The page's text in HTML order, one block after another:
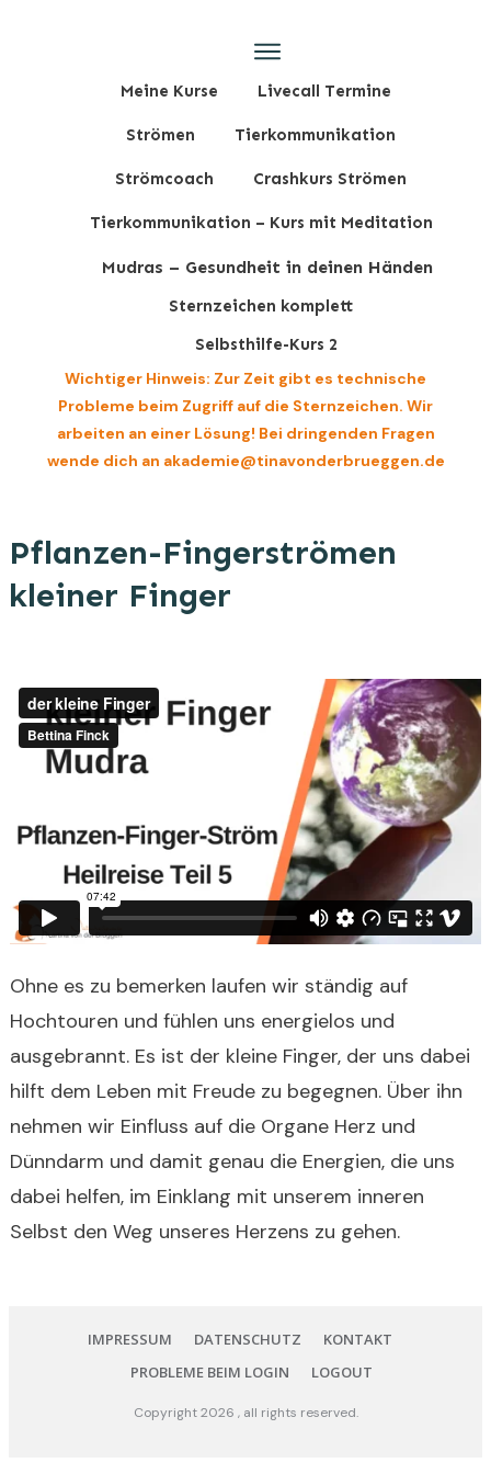
Meine Kurse Livecall Termine
Strömen Tierkommunikation
Strömcoach Crashkurs Strömen
Tierkommunikation – Kurs mit Meditation
Mudras – Gesundheit in deinen Händen
Sternzeichen komplett
Selbsthilfe-Kurs 2
Wichtiger Hinweis: Zur Zeit gibt es technische
Probleme beim Zugriff auf die Sternzeichen. Wir
arbeiten an einer Lösung! Bei dringenden Fragen
wende dich an akademie@tinavonderbrueggen.de
Pflanzen-Fingerströmen
kleiner Finger
Ohne es zu bemerken laufen wir ständig auf
Hochtouren und fühlen uns energielos und
ausgebrannt. Es ist der kleine Finger, der uns dabei
hilft dem Leben mit Freude zu begegnen. Über ihn
nehmen wir Einfluss auf die Organe Herz und
Dünndarm und damit genau die Energien, die uns
dabei helfen, im Einklang mit unserem inneren
Selbst den Weg unseres Herzens zu gehen.
IMPRESSUM DATENSCHUTZ
KONTAKT
PROBLEME BEIM LOGIN
LOGOUT
Copyright2026 , all rights reserved.